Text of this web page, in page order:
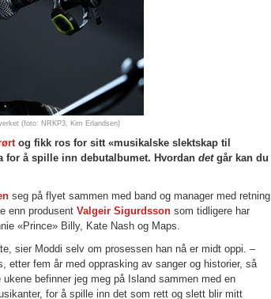
(foto: NRKP3, Kim Erlandsen)
og fikk ros for sitt «musikalske slektskap til
for å spille inn debutalbumet. Hvordan det går kan du
seg på flyet sammen med band og manager med retning
enn produsent Valgeir Sigurdsson som tidligere har
«Prince» Billy, Kate Nash og Maps.
sier Moddi selv om prosessen han nå er midt oppi. –
etter fem år med opprasking av sanger og historier, så
befinner jeg meg på Island sammen med en
for å spille inn det som rett og slett blir mitt